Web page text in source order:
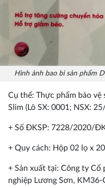
Hình ảnh bao bì sản phẩm
Cụ thể: Thực phẩm bảo
Slim (Lô SX: 0001; NSX:
+ Số ĐKSP: 7228/2020/
+ Quy cách: Hộp 02 lọ x
+ Sản xuất tại: Công ty Cổ
nghiệp Lương Sơn,